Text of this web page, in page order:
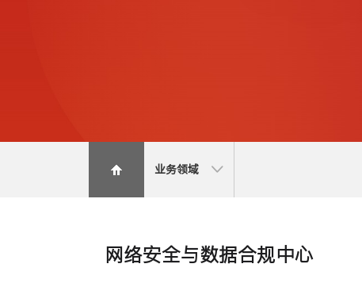
业务领域
网络安全与数据合规中心